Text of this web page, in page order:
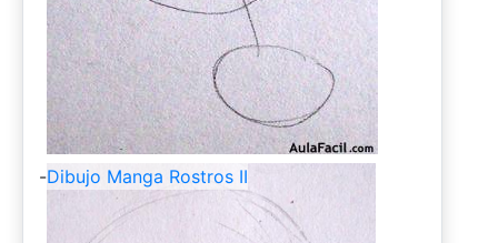
-Dibujo Manga Rostros II